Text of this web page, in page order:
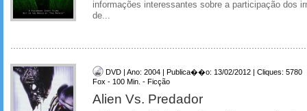
informações interessantes sobre a participação dos
de...
DVD | Ano: 2004 | Publica��o: 13/02/2012 | Cliques: 5780
Fox - 100 Min. - Ficção
Alien Vs. Predador